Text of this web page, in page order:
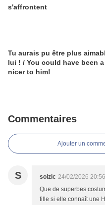
s'affrontent
Tu aurais pu être plus
lui ! / You could have been
nicer to him!
Commentaires
Ajouter un
S soizic 24/02/2026 20:56
Que de superbes
fille si elle connaît une